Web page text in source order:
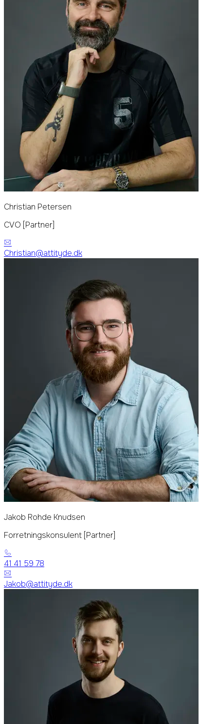
Christian Petersen
CVO [Partner]
Christian@attityde.dk
Jakob Rohde Knudsen
Forretningskonsulent [Partner]
41 41 59 78
Jakob@attityde.dk